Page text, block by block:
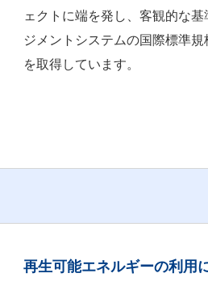
ェクトに端を発し、客観的な
ジメントシステムの国際標準
を取得しています。
再生可能エネルギーの利用